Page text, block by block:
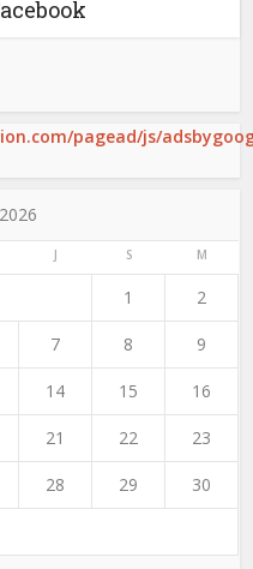
pagead/js/
J S M
1 2
7 8 9
14 15 16
21 22 23
28 29 30